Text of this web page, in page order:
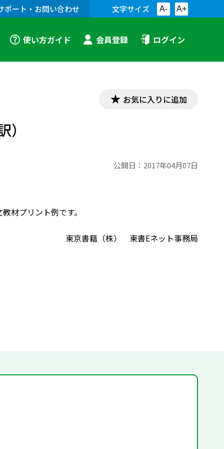
ポート・お問い合わせ 文字サイズ A- A+
使い方ガイド 会員登録 ログイン
お気に入りに追加
公開日： 2017年04月07日
材プリント例です。
東京書籍（株） 東書Eネット事務局